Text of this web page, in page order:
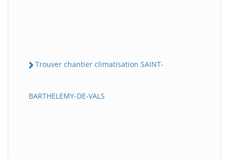
Trouver chantier climatisation SAINT-
BARTHELEMY-DE-VALS